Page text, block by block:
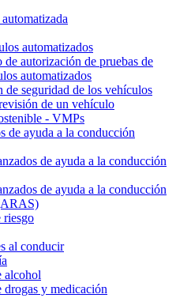
automatizados
de autorización de pruebas de
automatizados
de seguridad de los vehículos
de un vehículo
- VMPs
de ayuda a la conducción
de ayuda a la conducción
de ayuda a la conducción
riesgo
al conducir
alcohol
drogas y medicación